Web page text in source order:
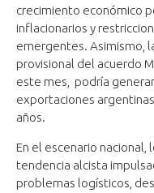
crecimiento económico
inflacionarios y
emergentes. Asimismo,
provisional del acuerdo
este mes, podría
exportaciones
años.
En el escenario
tendencia alcista
problemas logísticos,